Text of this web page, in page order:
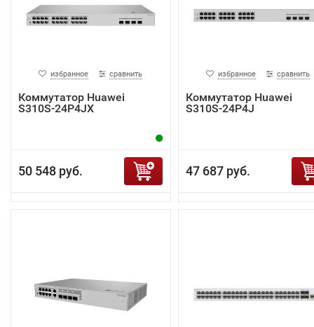
избранное сравнить
Коммутатор Huawei
S310S-24P4JX
50 548 руб.
избранное сравнить
Коммутатор Huawei
S310S-24P4J
47 687 руб.